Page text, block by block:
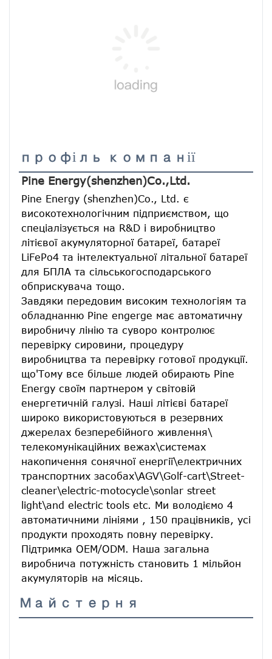
профіль компанії
Pine Energy(shenzhen)Co.,Ltd.
Pine Energy (shenzhen)Co., Ltd. є
високотехнологічним підприємством, що
спеціалізується на R&D і виробництво
літієвої акумуляторної батареї, батареї
LiFePo4 та інтелектуальної літальної батареї
для БПЛА та сільськогосподарського
обприскувача тощо.
Завдяки передовим високим технологіям та
обладнанню Pine engerge має автоматичну
виробничу лінію та суворо контролює
перевірку сировини, процедуру
виробництва та перевірку готової продукції.
що'Тому все більше людей обирають Pine
Energy своїм партнером у світовій
енергетичній галузі. Наші літієві батареї
широко використовуються в резервних
джерелах безперебійного живлення\
телекомунікаційних вежах\системах
накопичення сонячної енергії\електричних
транспортних засобах\AGV\Golf-cart\Street-
cleaner\electric-motocycle\sonlar street
light\and electric tools etc. Ми володіємо 4
автоматичними лініями , 150 працівників, усі
продукти проходять повну перевірку.
Підтримка OEM/ODM. Наша загальна
виробнича потужність становить 1 мільйон
акумуляторів на місяць.
Майстерня